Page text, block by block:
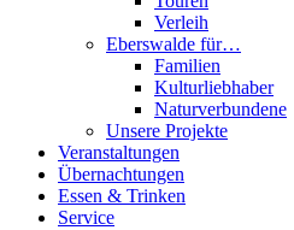
Verleih
Eberswalde für…
Familien
Kulturliebhaber
Naturverbundene
Unsere Projekte
Veranstaltungen
Übernachtungen
Essen & Trinken
Service